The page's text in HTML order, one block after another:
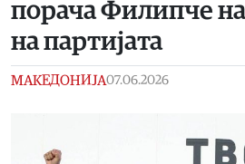
порача Филипче
на партијата
МАКЕДОНИЈА07.06.2026